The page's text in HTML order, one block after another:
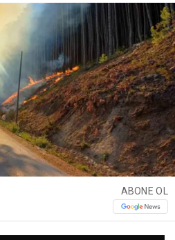
ABONE OL